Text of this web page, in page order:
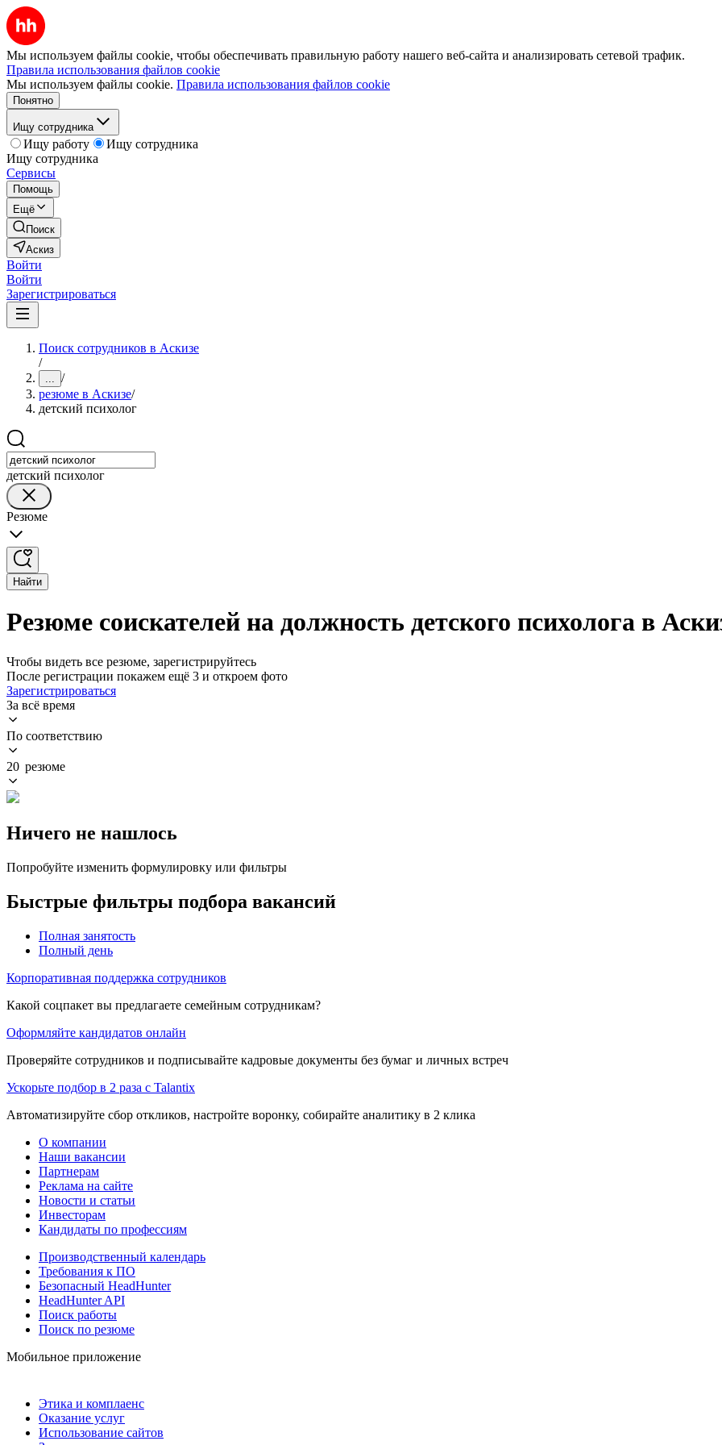
Мы используем файлы cookie, чтобы обеспечивать правильную работу нашего веб-сайта и анализировать сетевой трафик.
Правила использования файлов cookie
Мы используем файлы cookie. Правила использования файлов cookie
Понятно
Ищу сотрудника
Ищу работу
Ищу сотрудника
Ищу сотрудника
Сервисы
Помощь
Ещё
Поиск
Аскиз
Войти
Войти
Зарегистрироваться
Поиск сотрудников в Аскизе
/
... /
резюме в Аскизе/
детский психолог
детский психолог
Резюме
Найти
Резюме соискателей на должность детского психолога в
Чтобы видеть все резюме, зарегистрируйтесь
После регистрации покажем ещё 3 и откроем фото
Зарегистрироваться
За всё время
По соответствию
20 резюме
Ничего не нашлось
Попробуйте изменить формулировку или фильтры
Быстрые фильтры подбора вакансий
Полная занятость
Полный день
Корпоративная поддержка сотрудников
Какой соцпакет вы предлагаете семейным сотрудникам?
Оформляйте кандидатов онлайн
Проверяйте сотрудников и подписывайте кадровые документы без бумаг и личных встреч
Ускорьте подбор в 2 раза с Talantix
Автоматизируйте сбор откликов, настройте воронку, собирайте аналитику в 2 клика
О компании
Наши вакансии
Партнерам
Реклама на сайте
Новости и статьи
Инвесторам
Кандидаты по профессиям
Производственный календарь
Требования к ПО
Безопасный HeadHunter
HeadHunter API
Поиск работы
Поиск по резюме
Мобильное приложение
Этика и комплаенс
Оказание услуг
Использование сайтов